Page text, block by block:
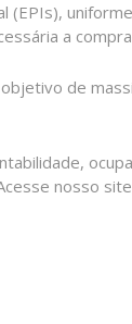
(EPIs),
a
de
nosso